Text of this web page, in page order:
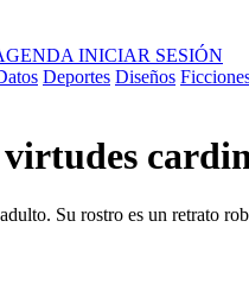
INICIAR SESIÓN
Deportes Diseños
Su rostro es un retrato